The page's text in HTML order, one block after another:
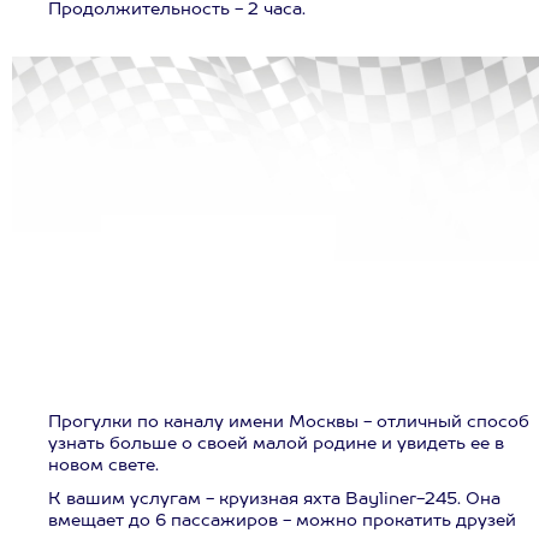
Продолжительность - 2 часа.
Прогулки по каналу имени Москвы - отличный способ
узнать больше о своей малой родине и увидеть ее в
новом свете.
К вашим услугам - круизная яхта Bayliner-245. Она
вмещает до 6 пассажиров - можно прокатить друзей